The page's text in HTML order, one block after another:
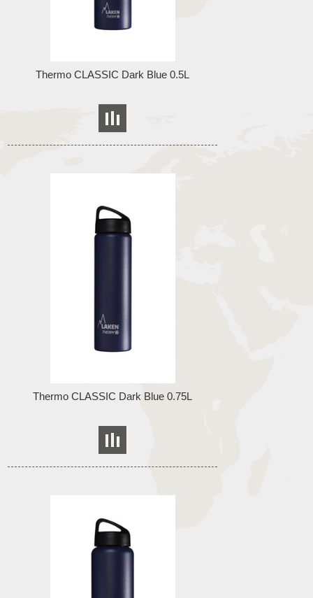
Thermo CLASSIC Dark Blue 0.5L
Thermo CLASSIC Dark Blue 0.75L